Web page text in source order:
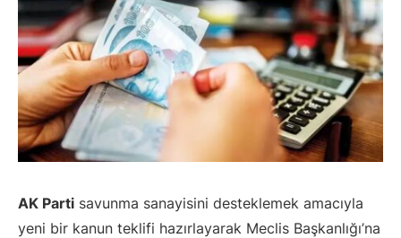
AK Parti savunma sanayisini desteklemek amacıyla
yeni bir kanun teklifi hazırlayarak Meclis Başkanlığı’na